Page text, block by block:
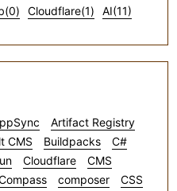
Cloudflare(1) AI(11)
Artifact Registry
CMS Buildpacks
C#
Cloudflare
CMS
composer
CSS